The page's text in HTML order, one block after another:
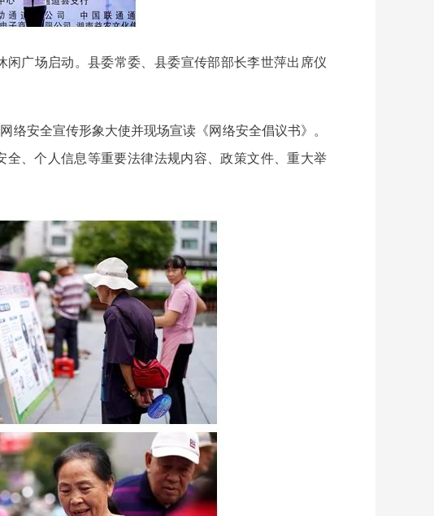
广场启动。县委常委、县委宣传部部长李世萍出席仪
安全宣传形象大使并现场宣读《网络安全倡议书》。
、个人信息等重要法律法规内容、政策文件、重大举